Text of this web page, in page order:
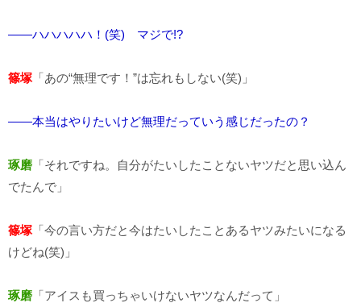
――ハハハハハ！(笑) マジで!?
篠塚 「あの“無理です！”は忘れもしない(笑)」
――本当はやりたいけど無理だっていう感じだったの？
琢磨 「それですね。自分がたいしたことないヤツだと思い込ん
でたんで」
篠塚 「今の言い方だと今はたいしたことあるヤツみたいになる
けどね(笑)」
琢磨 「アイスも買っちゃいけないヤツなんだって」